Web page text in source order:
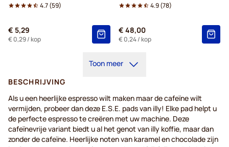
4.7(59)
€ 5,29
€ 0,29/ kop
4.9(78)
€ 48,00
€ 0,24/ kop
Toon meer
BESCHRIJVING
Als ueen heerlijkeespresso wilt maken maar decafeïnewilt
vermijden, probeerdandeze E.S.E. pads van illy! Elke pad helptu
de perfecteespressotecreëren metuw machine. Deze
cafeïnevrijevariant biedtu al hetgenotvan illy koffie, maar dan
zonderdecafeïne. Heerlijke notenvan karamelenchocoladezijn